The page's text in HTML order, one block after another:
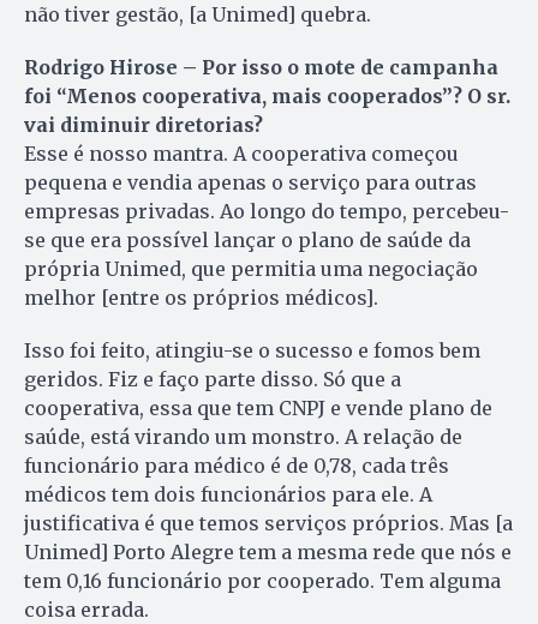
não tiver gestão, [a Unimed] quebra.
Rodrigo Hirose – Por isso o mote de campanha
foi “Menos cooperativa, mais cooperados”? O sr.
vai diminuir diretorias?
Esse é nosso mantra. A cooperativa começou
pequena e vendia apenas o serviço para outras
empresas privadas. Ao longo do tempo, percebeu-
se que era possível lançar o plano de saúde da
própria Unimed, que permitia uma negociação
melhor [entre os próprios médicos].
Isso foi feito, atingiu-se o sucesso e fomos bem
geridos. Fiz e faço parte disso. Só que a
cooperativa, essa que tem CNPJ e vende plano de
saúde, está virando um monstro. A relação de
funcionário para médico é de 0,78, cada três
médicos tem dois funcionários para ele. A
justificativa é que temos serviços próprios. Mas [a
Unimed] Porto Alegre tem a mesma rede que nós e
tem 0,16 funcionário por cooperado. Tem alguma
coisa errada.